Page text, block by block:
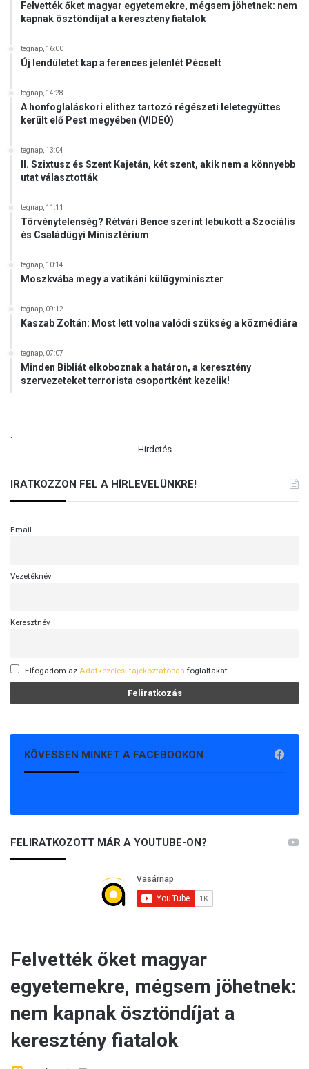
Felvették őket magyar egyetemekre, mégsem jöhetnek: nem
kapnak ösztöndíjat a keresztény fiatalok
tegnap, 16:00
Új lendületet kap a ferences jelenlét Pécsett
tegnap, 14:28
A honfoglaláskori elithez tartozó régészeti leletegyüttes
került elő Pest megyében (VIDEÓ)
tegnap, 13:04
II. Szixtusz és Szent Kajetán, két szent, akik nem a könnyebb
utat választották
tegnap, 11:11
Törvénytelenség? Rétvári Bence szerint lebukott a Szociális
és Családügyi Minisztérium
tegnap, 10:14
Moszkvába megy a vatikáni külügyminiszter
tegnap, 09:12
Kaszab Zoltán: Most lett volna valódi szükség a közmédiára
tegnap, 07:07
Minden Bibliát elkoboznak a határon, a keresztény
szervezeteket terrorista csoportként kezelik!
Hirdetés
IRATKOZZON FEL A HÍRLEVELÜNKRE!
Email
Vezetéknév
Keresztnév
Elfogadom az Adatkezelési tájékoztatóban foglaltakat.
KÖVESSEN MINKET A FACEBOOKON
FELIRATKOZOTT MÁR A YOUTUBE-ON?